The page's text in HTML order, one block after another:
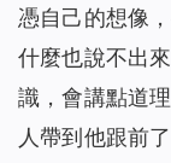
憑自己的想像
什麼也說不出
識，會講點道
人帶到他跟前